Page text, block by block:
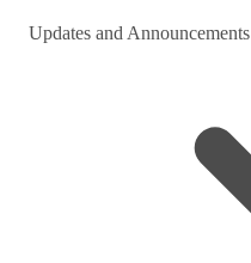
Updates and Announcements